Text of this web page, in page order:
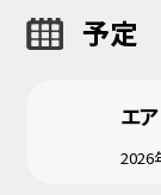
予定
エ
2026